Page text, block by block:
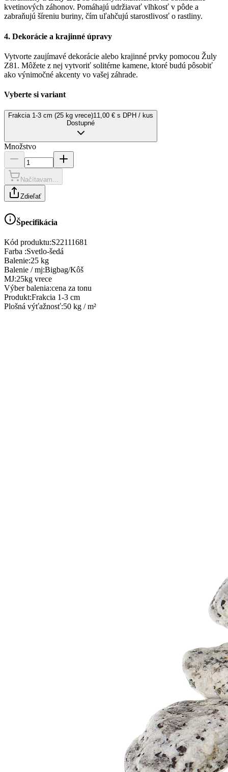
kvetinových záhonov. Pomáhajú udržiavať vlhkosť v pôde a
zabraňujú šíreniu buriny, čím uľahčujú starostlivosť o rastliny.
4. Dekorácie a krajinné úpravy
Vytvorte zaujímavé dekorácie alebo krajinné prvky pomocou Žuly
Z81. Môžete z nej vytvoriť solitérne kamene, ktoré budú pôsobiť
ako výnimočné akcenty vo vašej záhrade.
Vyberte si variant
Frakcia 1-3 cm (25 kg vrece)11,00 € s DPH / kus
Dostupné
Množstvo
Načítavam...
Zdieľať
Špecifikácia
Kód produktu:S22111681
Farba :Svetlo-šedá
Balenie:25 kg
Balenie / mj:Bigbag/Kôš
MJ:25kg vrece
Výber balenia:cena za tonu
Produkt:Frakcia 1-3 cm
Plošná výťažnosť:50 kg / m²